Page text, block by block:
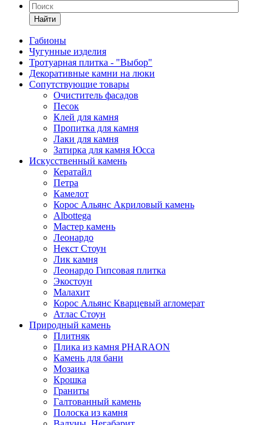
Найти
Габионы
Чугунные изделия
Тротуарная плитка - "Выбор"
Декоративные камни на люки
Сопутствующие товары
Очиститель фасадов
Песок
Клей для камня
Пропитка для камня
Лаки для камня
Затирка для камня Юсса
Искусственный камень
Кератайл
Петра
Камелот
Корос Альянс Акриловый камень
Albottega
Мастер камень
Леонардо
Некст Стоун
Лик камня
Леонардо Гипсовая плитка
Экостоун
Малахит
Корос Альянс Кварцевый агломерат
Атлас Стоун
Природный камень
Плитняк
Плика из камня PHARAON
Камень для бани
Мозаика
Крошка
Граниты
Галтованный камень
Полоска из камня